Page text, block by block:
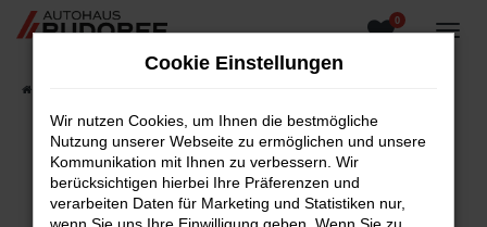
Zum
0
Fehler: Network Error
Cookie Einstellungen
Wir nutzen Cookies, um Ihnen die bestmögliche
Nutzung unserer Webseite zu ermöglichen und unsere
Kommunikation mit Ihnen zu verbessern. Wir
berücksichtigen hierbei Ihre Präferenzen und
verarbeiten Daten für Marketing und Statistiken nur,